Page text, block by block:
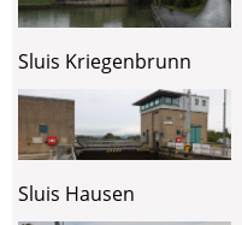
Sluis Kriegenbrunn
Sluis Hausen